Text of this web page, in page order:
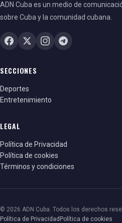
ADN Cuba es un medio de
sobre Cuba y la comunidad cubana.
SECCIONES
Deportes
Entretenimiento
LEGAL
Política de Privacidad
Política de cookies
Términos y condiciones
© 2026 ADN Cuba. Todos los derechos
Política de Privacidad Política de cookies